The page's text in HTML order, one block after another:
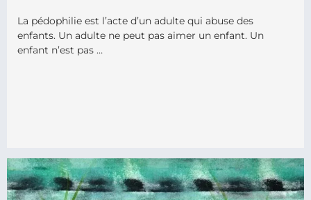
La pédophilie est l’acte d’un adulte qui abuse des
enfants. Un adulte ne peut pas aimer un enfant. Un
enfant n’est pas …